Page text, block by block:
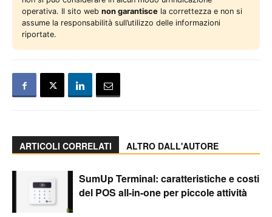
operativa. Il sito web non garantisce la correttezza e non si
assume la responsabilità sull’utilizzo delle informazioni
riportate.
ARTICOLI CORRELATI ALTRO DALL'AUTORE
SumUp Terminal: caratteristiche e costi
del POS all-in-one per piccole attività